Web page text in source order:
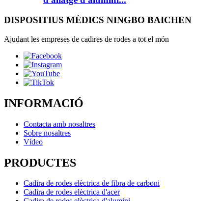
DISPOSITIUS MÈDICS NINGBO BAICHEN
Ajudant les empreses de cadires de rodes a tot el món
INFORMACIÓ
Contacta amb nosaltres
Sobre nosaltres
Vídeo
PRODUCTES
Cadira de rodes elèctrica de fibra de carboni
Cadira de rodes elèctrica d'acer